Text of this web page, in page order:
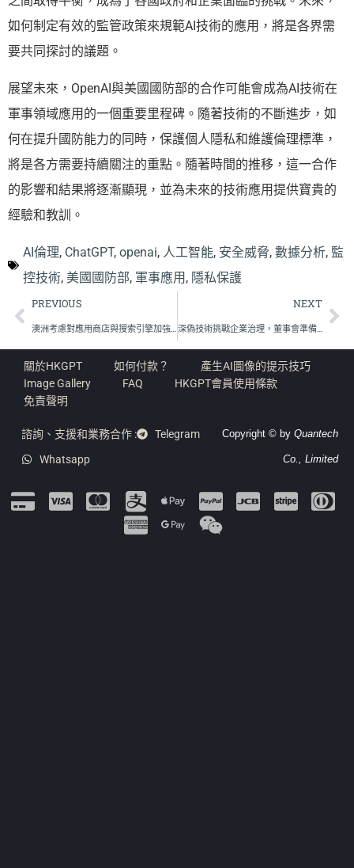
如何制定有效的監管政策來規範AI技術的應用，將是各界需
要共同探討的議題。
展望未來，OpenAI與美國國防部的合作可能會成為AI技術在
軍事領域應用的一個重要里程碑。隨著技術的不斷進步，如
何在提升國防能力的同時，保護個人隱私和維護倫理標準，
將是各方需要持續關注的重點。隨著時間的推移，這一合作
的影響和結果將逐漸顯現，並為未來的技術應用提供寶貴的
經驗和教訓。
AI倫理, ChatGPT, openai, 人工智能, 安全威脅, 數據分析, 監
控技術, 美國國防部, 軍事應用 , 隱私保護
PREVIOUS NEXT
深偽技術挑戰企業治理，董事會準備好了嗎？
關於HKGPT 如何付款？
產生AI圖像的提示技巧
Image Gallery
FAQ
HKGPT會員使用條款
免責聲明
諮詢、支援和業務合作 :
Telegram
Whatsapp
Copyright © by Quantech
Co., Limited